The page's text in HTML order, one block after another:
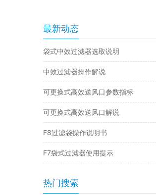
最新动态
袋式中效过滤器选取说明
中效过滤器操作解说
可更换式高效送风口参数指标
可更换式高效送风口解说
F8过滤袋操作说明书
F7袋式过滤器使用提示
热门搜索